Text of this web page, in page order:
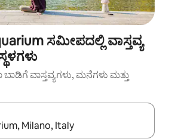
ಸಮೀಪದಲ್ಲಿ ವಾಸ್ತವ್ಯ
ಬಾಡಿಗೆ ವಾಸ್ತವ್ಯಗಳು, ಮನೆಗಳು ಮತ್ತು
ಅಪ್ ಮತ್ತು ಡೌನ್ ಬಾಣದ ಕೀಲಿಗಳೊಂದಿಗೆ